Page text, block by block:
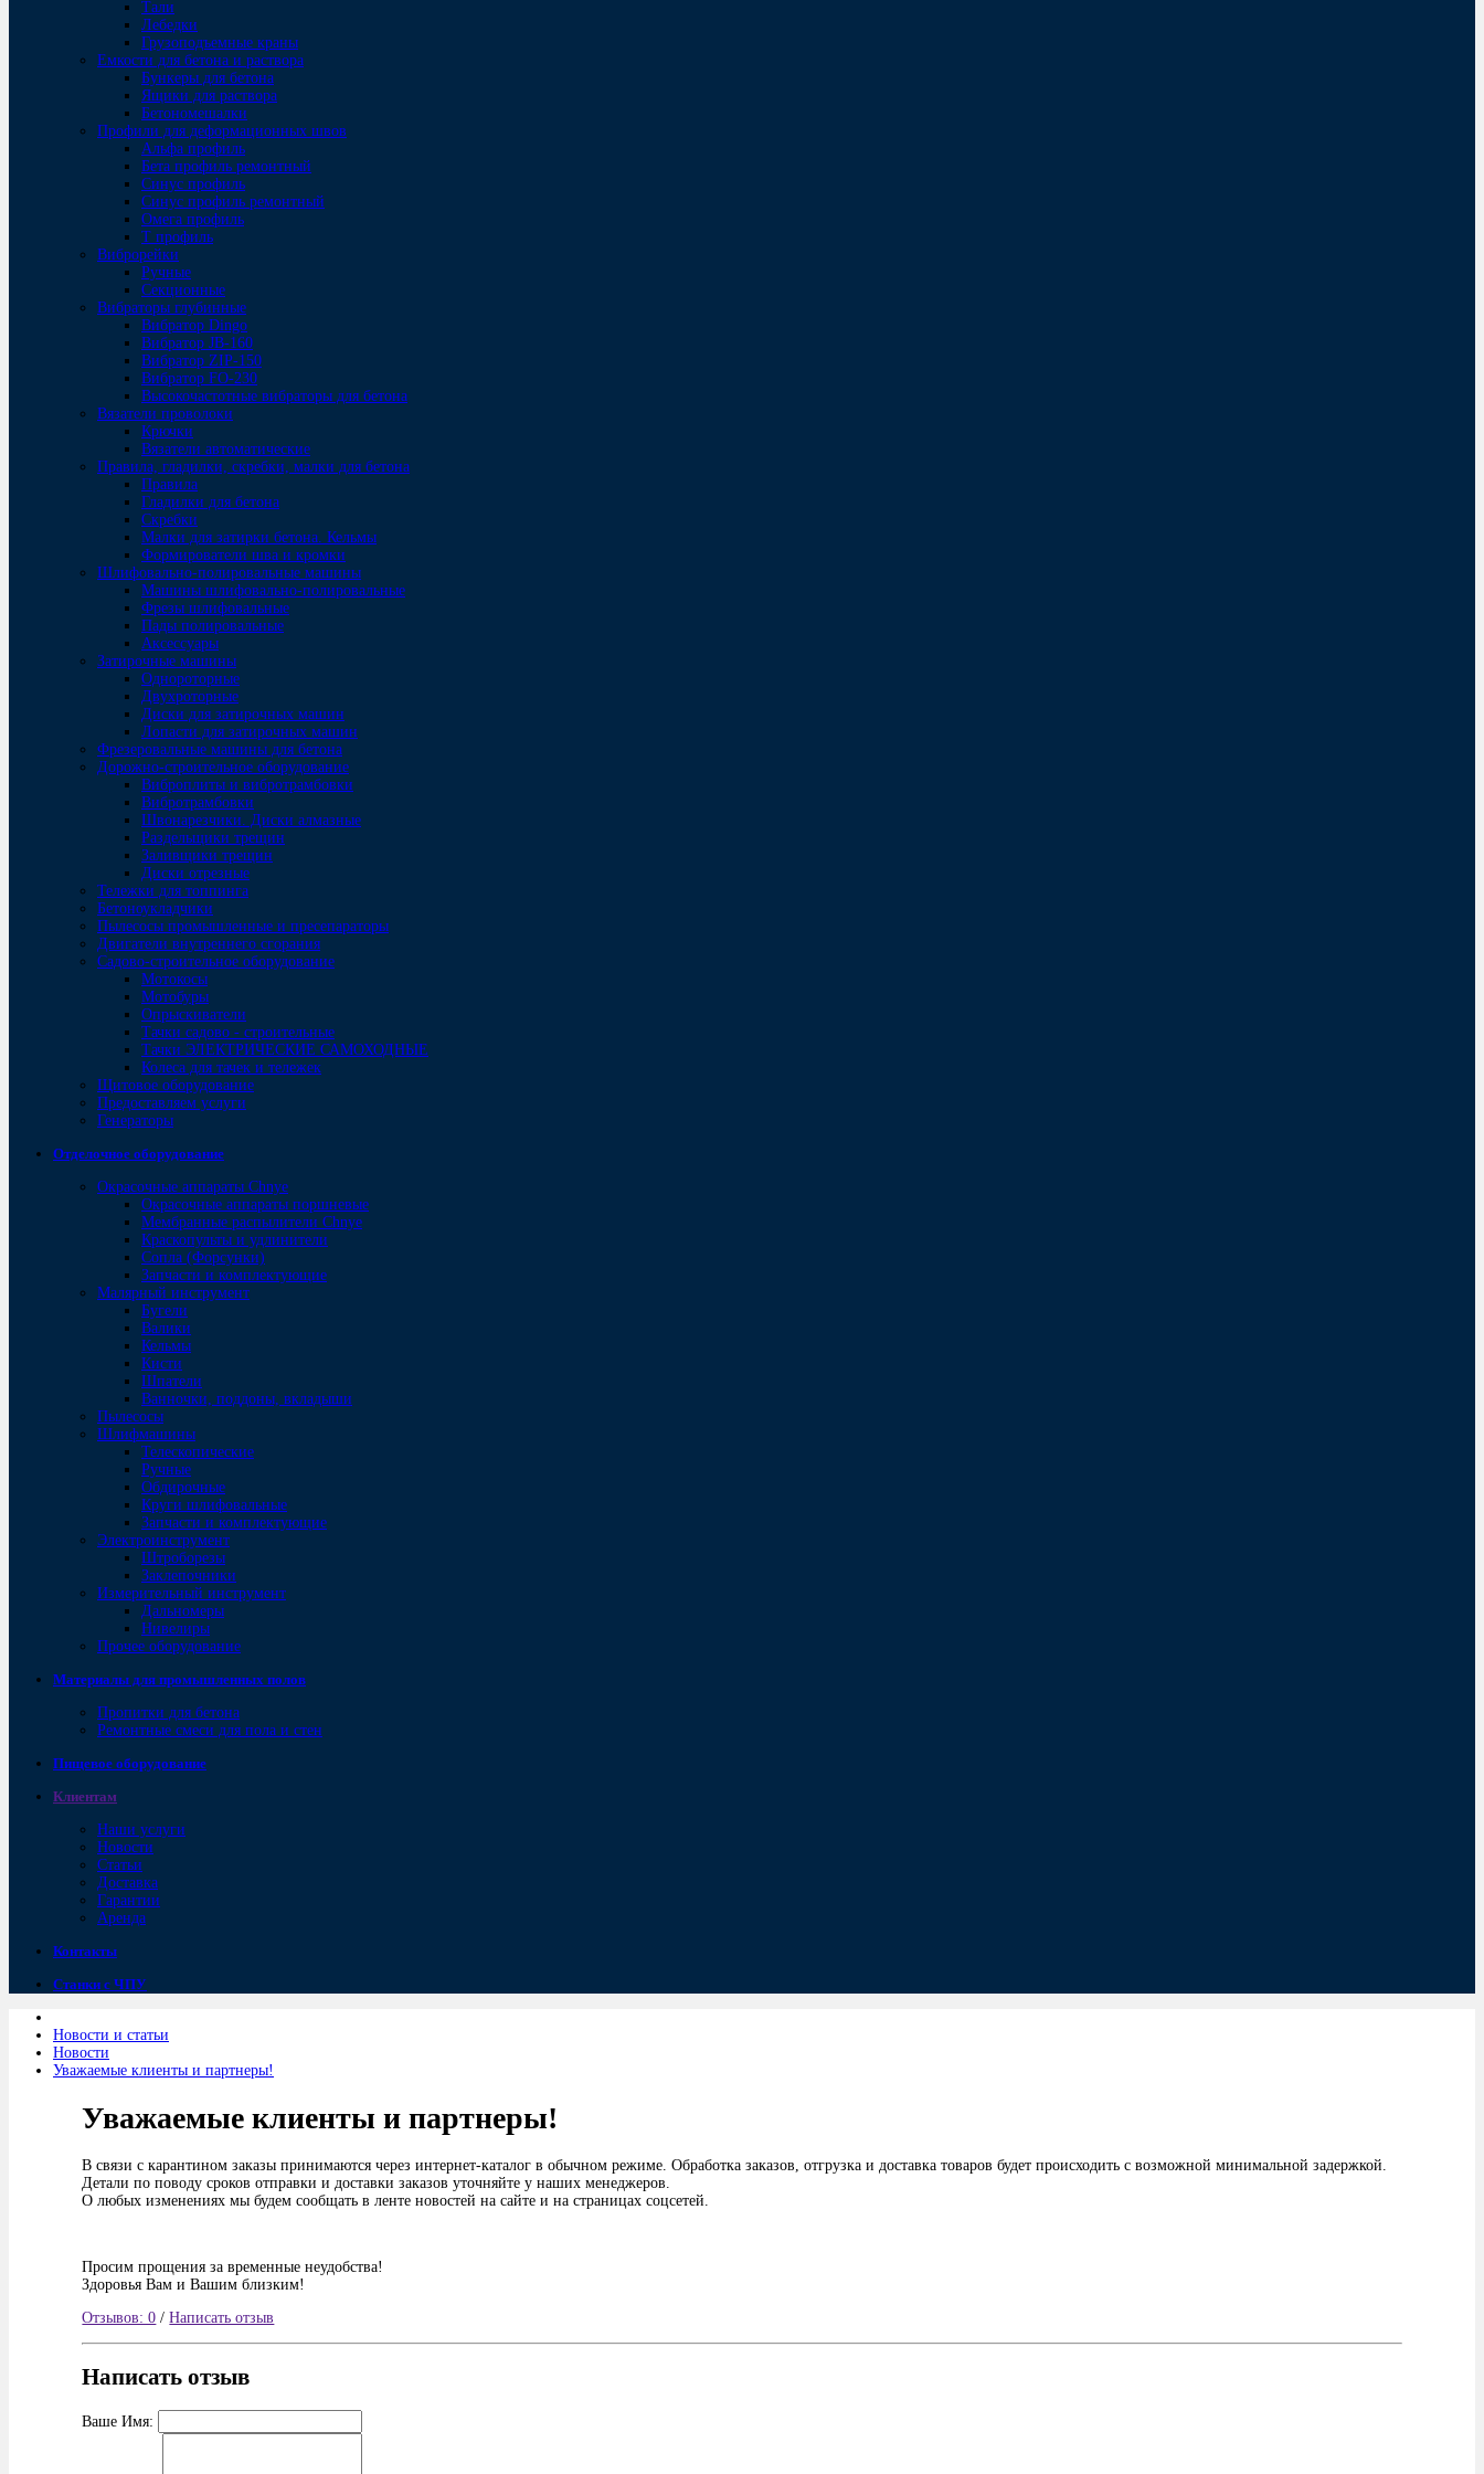
Тали
Лебедки
Грузоподъемные краны
Емкости для бетона и раствора
Бункеры для бетона
Ящики для раствора
Бетономешалки
Профили для деформационных швов
Альфа профиль
Бета профиль ремонтный
Синус профиль
Синус профиль ремонтный
Омега профиль
Т профиль
Виброрейки
Ручные
Секционные
Вибраторы глубинные
Вибратор Dingo
Вибратор JB-160
Вибратор ZIP-150
Bибратор FO-230
Высокочастотные вибраторы для бетона
Вязатели проволоки
Крючки
Вязатели автоматические
Правила, гладилки, скребки, малки для бетона
Правила
Гладилки для бетона
Скребки
Малки для затирки бетона. Кельмы
Формирователи шва и кромки
Шлифовально-полировальные машины
Машины шлифовально-полировальные
Фрезы шлифовальные
Пады полировальные
Аксессуары
Затирочные машины
Однороторные
Двухроторные
Диски для затирочных машин
Лопасти для затирочных машин
Фрезеровальные машины для бетона
Дорожно-строительное оборудование
Виброплиты и вибротрамбовки
Вибротрамбовки
Швонарезчики. Диски алмазные
Раздельщики трещин
Заливщики трещин
Диски отрезные
Тележки для топпинга
Бетоноукладчики
Пылесосы промышленные и пресепараторы
Двигатели внутреннего сгорания
Садово-строительное оборудование
Мотокосы
Мотобуры
Опрыскиватели
Тачки садово - строительные
Тачки ЭЛЕКТРИЧЕСКИЕ САМОХОДНЫЕ
Колеса для тачек и тележек
Щитовое оборудование
Предоставляем услуги
Генераторы
Отделочное оборудование
Окрасочные аппараты Chnye
Окрасочные аппараты поршневые
Мембранные распылители Chnye
Краскопульты и удлинители
Сопла (Форсунки)
Запчасти и комплектующие
Малярный инструмент
Бугели
Валики
Кельмы
Кисти
Шпатели
Ванночки, поддоны, вкладыши
Пылесосы
Шлифмашины
Телескопические
Ручные
Обдирочные
Круги шлифовальные
Запчасти и комплектующие
Электроинструмент
Штроборезы
Заклепочники
Измерительный инструмент
Дальномеры
Нивелиры
Прочее оборудование
Материалы для промышленных полов
Пропитки для бетона
Ремонтные смеси для пола и стен
Пищевое оборудование
Клиентам
Наши услуги
Новости
Статьи
Доставка
Гарантии
Аренда
Контакты
Станки с ЧПУ
Новости и статьи
Новости
Уважаемые клиенты и партнеры!
Уважаемые клиенты и партнеры!
В связи с карантином заказы принимаются через интернет-каталог в обычном режиме. Обработка заказов, отгрузка и доставка товаров будет происходить с возможной минимальной задержкой.
Детали по поводу сроков отправки и доставки заказов уточняйте у наших менеджеров.
О любых изменениях мы будем сообщать в ленте новостей на сайте и на страницах соцсетей.
Просим прощения за временные неудобства!
Здоровья Вам и Вашим близким!
Отзывов: 0 /Написать отзыв
Написать отзыв
Ваше Имя: